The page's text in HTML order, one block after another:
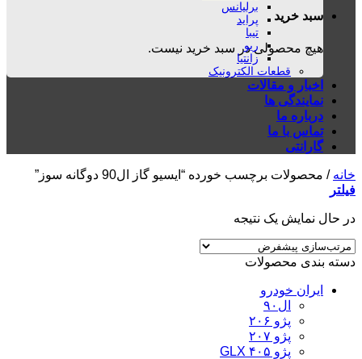
سبد خرید
هیچ محصولی در سبد خرید نیست.
برلیانس
پراید
تیبا
ریو
زانتیا
قطعات الکترونیک
اخبار و مقالات
نمایندگی ها
درباره ما
تماس با ما
گارانتی
خانه / محصولات برچسب خورده “ایسیو گاز ال90 دوگانه سوز”
فیلتر
در حال نمایش یک نتیجه
دسته بندی محصولات
ایران خودرو
ال۹۰
پژو ۲۰۶
پژو ۲۰۷
پژو ۴۰۵ GLX